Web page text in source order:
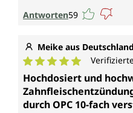
Antworten59
Meike aus Deutschland
Durchschnittliche
Hochdosiert und
durch OPC 10-fach